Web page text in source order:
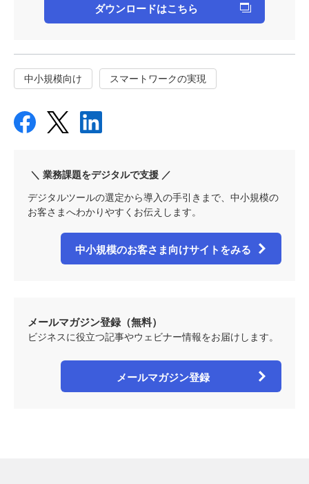
ダウンロードはこちら
中小規模向け スマートワークの実現
＼ 業務課題をデジタルで支援 ／
デジタルツールの選定から導入の手引きまで、中小規模の
お客さまへわかりやすくお伝えします。
中小規模のお客さま向けサイトをみる
メールマガジン登録（無料）
ビジネスに役立つ記事やウェビナー情報をお届けします。
メールマガジン登録